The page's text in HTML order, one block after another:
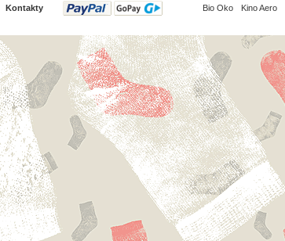
Kontakty Bio Oko Kino Aero